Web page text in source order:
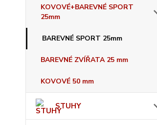
KOVOVÉ+BAREVNÉ SPORT
25mm
BAREVNÉ SPORT 25mm
BAREVNÉ ZVÍŘATA 25 mm
KOVOVÉ 50 mm
STUHY